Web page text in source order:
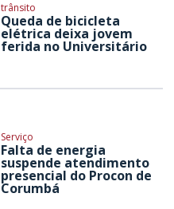
trânsito
Queda de bicicleta
elétrica deixa jovem
ferida no Universitário
Serviço
Falta de energia
suspende atendimento
presencial do Procon de
Corumbá